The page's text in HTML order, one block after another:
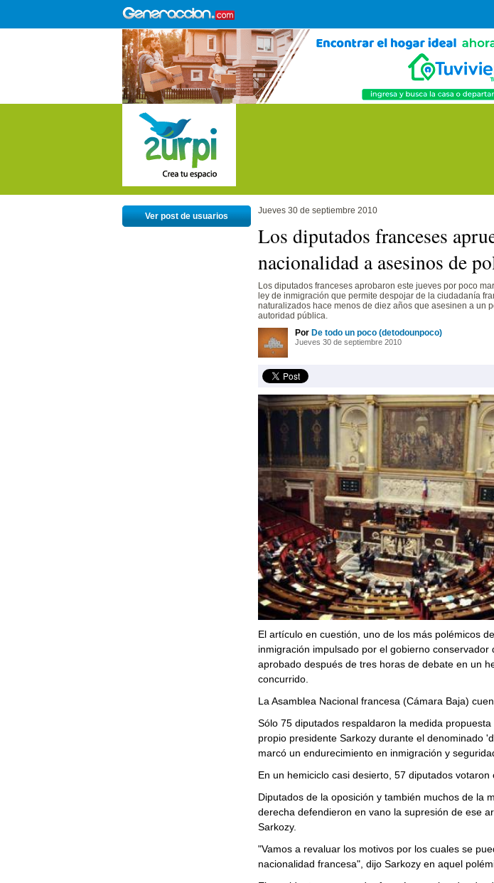
Ver post de usuarios
Jueves 30 de septiembre 2010
Los diputados franceses
nacionalidad a asesinos de
Los diputados franceses aprobaron este jueves por poco
ley de inmigración que permite despojar de la ciudadanía
naturalizados hace menos de diez años que asesinen a un
autoridad pública.
Por De todo un poco (detodounpoco)
Jueves 30 de septiembre 2010
El artículo en cuestión, uno de los más polémicos
inmigración impulsado por el gobierno conservador
aprobado después de tres horas de debate en un
concurrido.
La Asamblea Nacional francesa (Cámara Baja)
Sólo 75 diputados respaldaron la medida
propio presidente Sarkozy durante el denominado
marcó un endurecimiento en inmigración y
En un hemiciclo casi desierto, 57 diputados votaron
Diputados de la oposición y también muchos de la
derecha defendieron en vano la supresión de ese
Sarkozy.
"Vamos a revaluar los motivos por los cuales se
nacionalidad francesa", dijo Sarkozy en aquel